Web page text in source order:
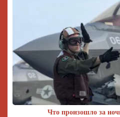
Что произошло за